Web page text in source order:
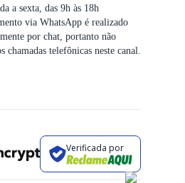
a sexta, das 9h às 18h
via WhatsApp é realizado
por chat, portanto não
chamadas telefônicas neste canal.
Verificada por